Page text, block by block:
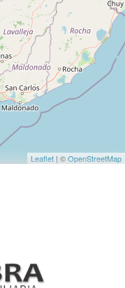
Leaflet | ©OpenStreetMap